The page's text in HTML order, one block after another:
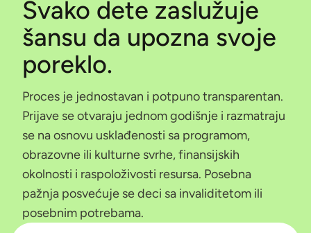
Svako dete zaslužuje
šansu da upozna svoje
poreklo.
Proces je jednostavan i potpuno transparentan.
Prijave se otvaraju jednom godišnje i razmatraju
se na osnovu usklađenosti sa programom,
obrazovne ili kulturne svrhe, finansijskih
okolnosti i raspoloživosti resursa. Posebna
pažnja posvećuje se deci sa invaliditetom ili
posebnim potrebama.